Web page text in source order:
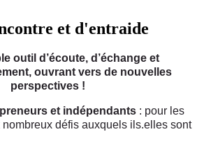
et d'entraide
outil d’écoute, d’échange et
ouvrant vers de nouvelles
perspectives !
et indépendants : pour les
défis auxquels ils.elles sont